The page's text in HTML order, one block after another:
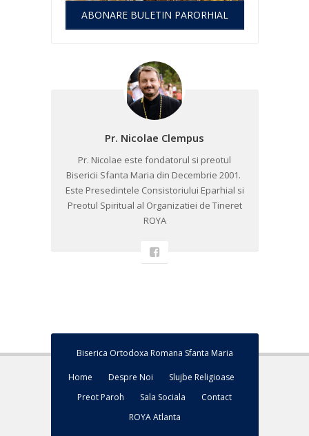
ABONARE BULETIN PARORHIAL
Pr. Nicolae Clempus
Pr. Nicolae este fondatorul si preotul
Bisericii Sfanta Maria din Decembrie 2001. ​
Este Presedintele Consistoriului Eparhial si
Preotul Spiritual al Organizatiei de Tineret
ROYA
Biserica Ortodoxa Romana Sfanta Maria
Home Despre Noi
Slujbe Religioase
Preot Paroh
Sala Sociala
Contact
ROYA Atlanta